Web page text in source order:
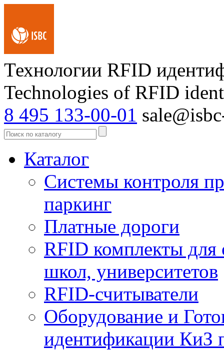
Технологии RFID
Technologies of RFID
8 495 133-00-01
Каталог
Системы контроля
паркинг
Платные дороги
RFID комплекты для
школ, университетов
RFID-считыватели
Оборудование и
идентификации